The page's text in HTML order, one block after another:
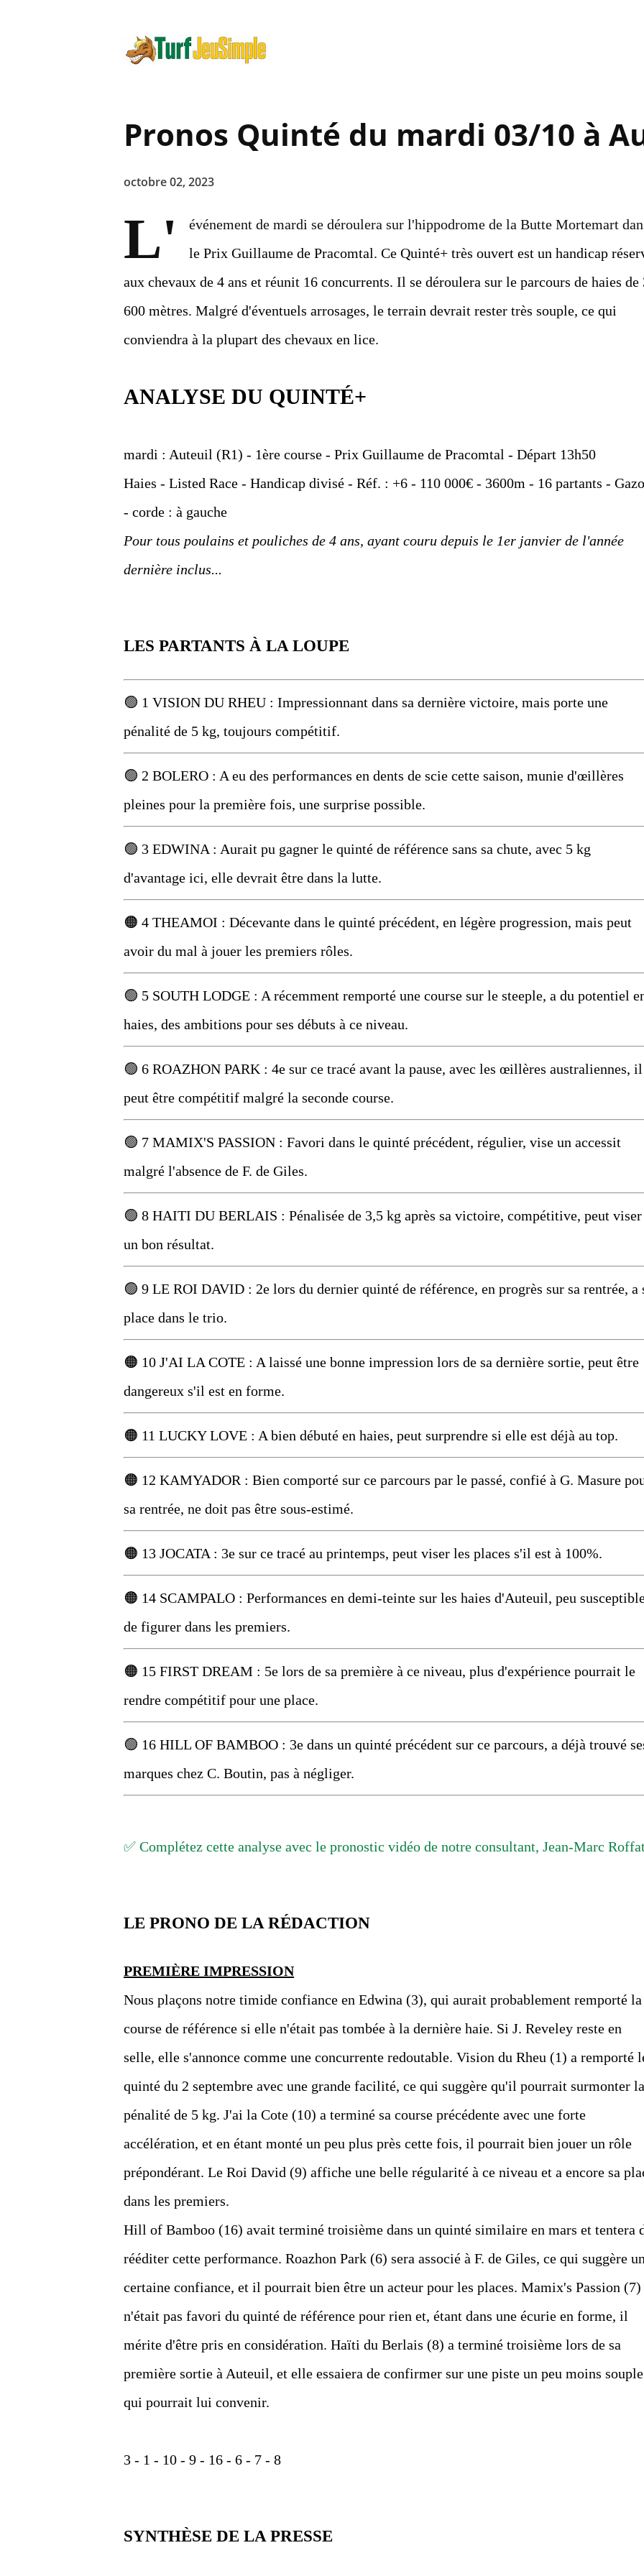
Pronos Quinté du mardi 03/10 à
octobre 02, 2023
L'
événement de mardi se déroulera sur l'hippodrome de la Butte Mortemart
le Prix Guillaume de Pracomtal. Ce Quinté+ très ouvert est un handicap
aux chevaux de 4 ans et réunit 16 concurrents. Il se déroulera sur le parcours de haies de
600 mètres. Malgré d'éventuels arrosages, le terrain devrait rester très souple, ce qui
conviendra à la plupart des chevaux en lice.
ANALYSE DU QUINTÉ+
mardi : Auteuil (R1) - 1ère course - Prix Guillaume de Pracomtal - Départ 13h50
Haies - Listed Race - Handicap divisé - Réf. : +6 - 110 000€ - 3600m - 16 partants -
- corde : à gauche
Pour tous poulains et pouliches de 4 ans, ayant couru depuis le 1er janvier de l'année
dernière inclus...
LES PARTANTS À LA LOUPE
🟢 1 VISION DU RHEU : Impressionnant dans sa dernière victoire, mais porte une
pénalité de 5 kg, toujours compétitif.
🟢 2 BOLERO : A eu des performances en dents de scie cette saison, munie d'œillères
pleines pour la première fois, une surprise possible.
🟢 3 EDWINA : Aurait pu gagner le quinté de référence sans sa chute, avec 5 kg
d'avantage ici, elle devrait être dans la lutte.
🟠 4 THEAMOI : Décevante dans le quinté précédent, en légère progression, mais peut
avoir du mal à jouer les premiers rôles.
🟢 5 SOUTH LODGE : A récemment remporté une course sur le steeple, a du potentiel
haies, des ambitions pour ses débuts à ce niveau.
🟢 6 ROAZHON PARK : 4e sur ce tracé avant la pause, avec les œillères australiennes, il
peut être compétitif malgré la seconde course.
🟢 7 MAMIX'S PASSION : Favori dans le quinté précédent, régulier, vise un accessit
malgré l'absence de F. de Giles.
🟢 8 HAITI DU BERLAIS : Pénalisée de 3,5 kg après sa victoire, compétitive, peut viser
un bon résultat.
🟢 9 LE ROI DAVID : 2e lors du dernier quinté de référence, en progrès sur sa rentrée, a
place dans le trio.
🟠 10 J'AI LA COTE : A laissé une bonne impression lors de sa dernière sortie, peut être
dangereux s'il est en forme.
🟠 11 LUCKY LOVE : A bien débuté en haies, peut surprendre si elle est déjà au top.
🟠 12 KAMYADOR : Bien comporté sur ce parcours par le passé, confié à G. Masure
sa rentrée, ne doit pas être sous-estimé.
🟠 13 JOCATA : 3e sur ce tracé au printemps, peut viser les places s'il est à 100%.
🟠 14 SCAMPALO : Performances en demi-teinte sur les haies d'Auteuil, peu
de figurer dans les premiers.
🟠 15 FIRST DREAM : 5e lors de sa première à ce niveau, plus d'expérience pourrait le
rendre compétitif pour une place.
🟢 16 HILL OF BAMBOO : 3e dans un quinté précédent sur ce parcours, a déjà trouvé
marques chez C. Boutin, pas à négliger.
✅ Complétez cette analyse avec le pronostic vidéo de notre consultant, Jean-Marc
LE PRONO DE LA RÉDACTION
PREMIÈRE IMPRESSION
Nous plaçons notre timide confiance en Edwina (3), qui aurait probablement remporté la
course de référence si elle n'était pas tombée à la dernière haie. Si J. Reveley reste en
selle, elle s'annonce comme une concurrente redoutable. Vision du Rheu (1) a remporté
quinté du 2 septembre avec une grande facilité, ce qui suggère qu'il pourrait surmonter la
pénalité de 5 kg. J'ai la Cote (10) a terminé sa course précédente avec une forte
accélération, et en étant monté un peu plus près cette fois, il pourrait bien jouer un rôle
prépondérant. Le Roi David (9) affiche une belle régularité à ce niveau et a encore sa
dans les premiers.
Hill of Bamboo (16) avait terminé troisième dans un quinté similaire en mars et tentera
rééditer cette performance. Roazhon Park (6) sera associé à F. de Giles, ce qui suggère
certaine confiance, et il pourrait bien être un acteur pour les places. Mamix's Passion (7)
n'était pas favori du quinté de référence pour rien et, étant dans une écurie en forme, il
mérite d'être pris en considération. Haïti du Berlais (8) a terminé troisième lors de sa
première sortie à Auteuil, et elle essaiera de confirmer sur une piste un peu moins souple
qui pourrait lui convenir.
3 - 1 - 10 - 9 - 16 - 6 - 7 - 8
SYNTHÈSE DE LA PRESSE